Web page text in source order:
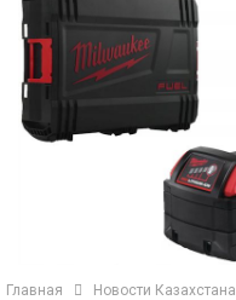
Главная Новости Казахстана